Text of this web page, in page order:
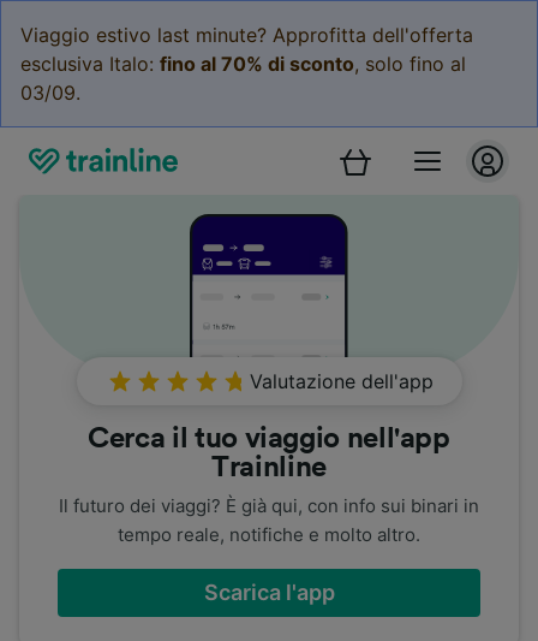
Viaggio estivo last minute? Approfitta dell'offerta
esclusiva Italo: fino al 70% di sconto, solo fino al
03/09.
Valutazione dell'app
Cerca il tuo viaggio nell'app
Trainline
Il futuro dei viaggi? È già qui, con info sui binari in
tempo reale, notifiche e molto altro.
Scarica l'app